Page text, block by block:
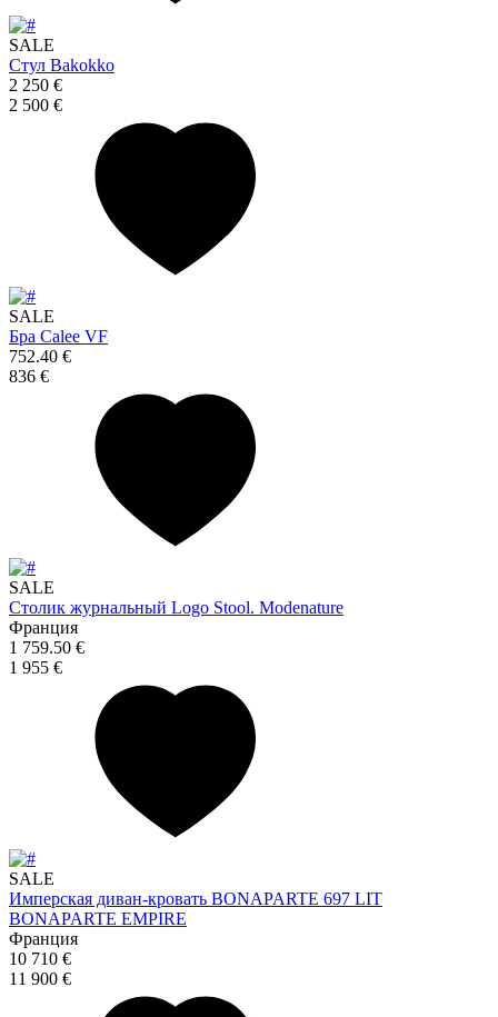
SALE
Стул Bakokko
2 250 €
2 500 €
SALE
Бра Calee VF
752.40 €
836 €
SALE
Столик журнальный Logo Stool. Modenature
Франция
1 759.50 €
1 955 €
SALE
Имперская диван-кровать BONAPARTE 697 LIT
BONAPARTE EMPIRE
Франция
10 710 €
11 900 €